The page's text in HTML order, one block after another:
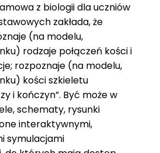
z biologii dla uczniów
zakłada, że
(na modelu,
rodzaje połączeń kości i
rozpoznaje (na modelu,
kości szkieletu
i kończyn”. Być może w
schematy, rysunki
interaktywnymi,
symulacjami